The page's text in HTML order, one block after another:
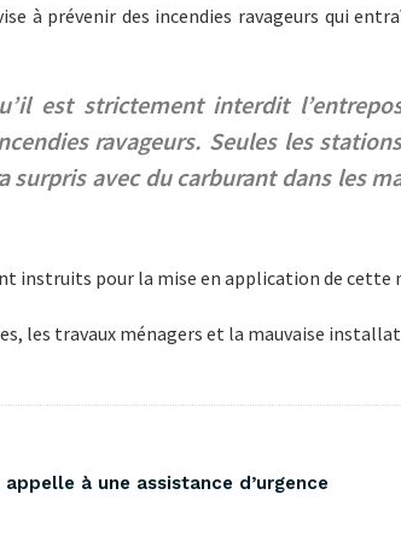
à prévenir des incendies ravageurs qui
est strictement interdit
ravageurs. Seules les
avec du carburant dans les
instruits pour la mise en application de cette
les travaux ménagers et la mauvaise
à une assistance d’urgence